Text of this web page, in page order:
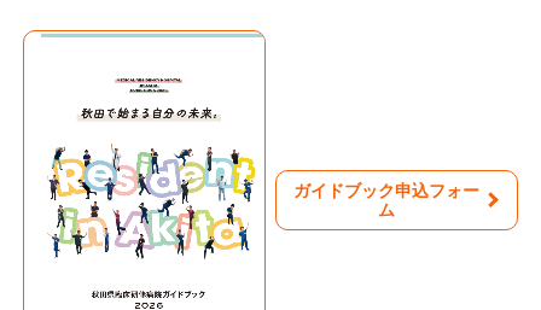
ガイドブック申込フォー
ム